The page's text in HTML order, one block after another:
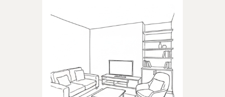
Produkty dedykowane do
pokoju dziennego